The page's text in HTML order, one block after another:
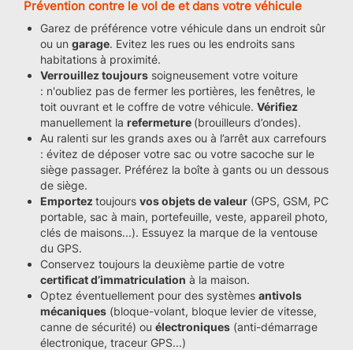
Prévention contre le vol de et dans votre véhicule
Garez de préférence votre véhicule dans un endroit sûr
ou un garage. Evitez les rues ou les endroits sans
habitations à proximité.
Verrouillez toujours soigneusement votre voiture
: n'oubliez pas de fermer les portières, les fenêtres, le
toit ouvrant et le coffre de votre véhicule. Vérifiez
manuellement la refermeture (brouilleurs d’ondes).
Au ralenti sur les grands axes ou à l’arrêt aux carrefours
: évitez de déposer votre sac ou votre sacoche sur le
siège passager. Préférez la boîte à gants ou un dessous
de siège.
Emporteztoujours vos objets de valeur (GPS, GSM, PC
portable, sac à main, portefeuille, veste, appareil photo,
clés de maisons...). Essuyez la marque de la ventouse
du GPS.
Conservez toujours la deuxième partie de votre
certificat d’immatriculation à la maison.
Optez éventuellement pour des systèmes antivols
mécaniques (bloque-volant, bloque levier de vitesse,
canne de sécurité) ou électroniques (anti-démarrage
électronique, traceur GPS...)